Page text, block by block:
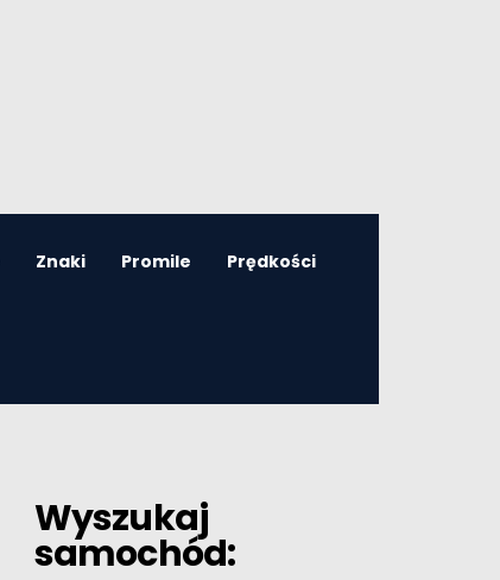
Znaki Promile Prędkości
Wyszukaj
samochód: